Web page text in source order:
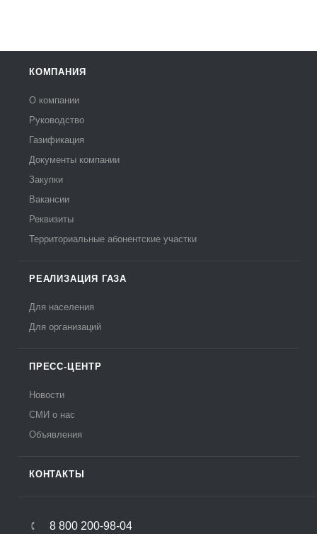
КОМПАНИЯ
О компании
Руководство
Газификация
Документы компании
Закупки
Вакансии
Реквизиты
Территориальные абонентские участки
РЕАЛИЗАЦИЯ ГАЗА
Для населения
Для организаций
ПРЕСС-ЦЕНТР
Новости
СМИ о нас
Объявления
КОНТАКТЫ
8 800 200-98-04